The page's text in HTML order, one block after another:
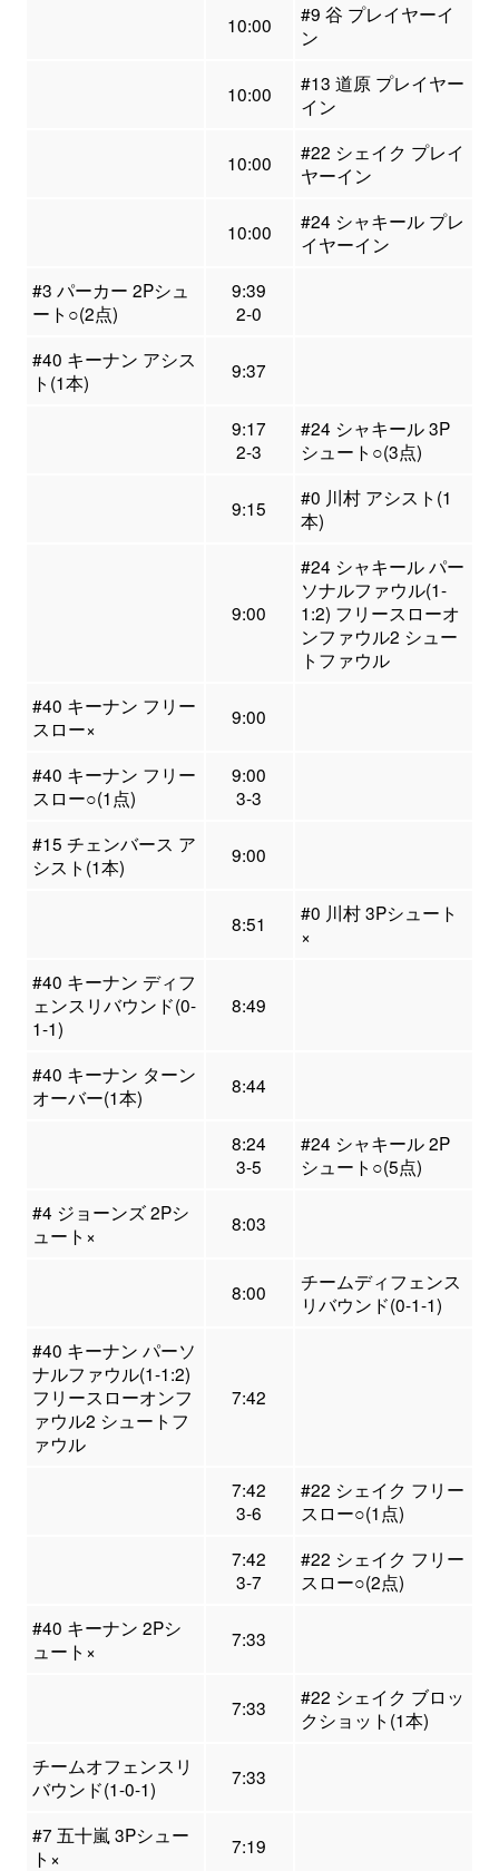
10:00
#9 谷 プレイヤーイ
ン
10:00
#13 道原 プレイヤー
イン
10:00
#22 シェイク プレイ
ヤーイン
10:00
#24 シャキール プレ
イヤーイン
#3 パーカー 2Pシュ
ート○(2点)
9:39
2-0
#40 キーナン アシス
ト(1本)
9:37
9:17
2-3
#24 シャキール 3P
シュート○(3点)
9:15
#0 川村 アシスト(1
本)
9:00
#24 シャキール パー
ソナルファウル(1-
1:2) フリースローオ
ンファウル2 シュー
トファウル
#40 キーナン フリー
スロー×
9:00
#40 キーナン フリー
スロー○(1点)
9:00
3-3
#15 チェンバース ア
シスト(1本)
9:00
8:51
#0 川村 3Pシュート
×
#40 キーナン ディフ
ェンスリバウンド(0-
1-1)
8:49
#40 キーナン ターン
オーバー(1本)
8:44
8:24
3-5
#24 シャキール 2P
シュート○(5点)
#4 ジョーンズ 2Pシ
ュート×
8:03
8:00
チームディフェンス
リバウンド(0-1-1)
#40 キーナン パーソ
ナルファウル(1-1:2)
フリースローオンフ
ァウル2 シュートフ
ァウル
7:42
7:42
3-6
#22 シェイク フリー
スロー○(1点)
7:42
3-7
#22 シェイク フリー
スロー○(2点)
#40 キーナン 2Pシ
ュート×
7:33
7:33
#22 シェイク ブロッ
クショット(1本)
チームオフェンスリ
バウンド(1-0-1)
7:33
#7 五十嵐 3Pシュー
ト×
7:19